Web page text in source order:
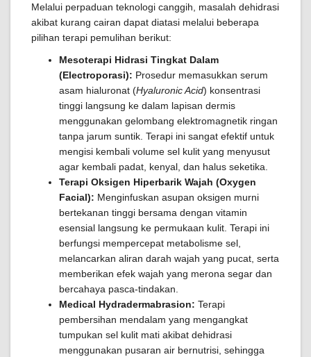
Melalui perpaduan teknologi canggih, masalah dehidrasi
akibat kurang cairan dapat diatasi melalui beberapa
pilihan terapi pemulihan berikut:
Mesoterapi Hidrasi Tingkat Dalam
(Electroporasi): Prosedur memasukkan serum
asam hialuronat (Hyaluronic Acid) konsentrasi
tinggi langsung ke dalam lapisan dermis
menggunakan gelombang elektromagnetik ringan
tanpa jarum suntik. Terapi ini sangat efektif untuk
mengisi kembali volume sel kulit yang menyusut
agar kembali padat, kenyal, dan halus seketika.
Terapi Oksigen Hiperbarik Wajah (Oxygen
Facial): Menginfuskan asupan oksigen murni
bertekanan tinggi bersama dengan vitamin
esensial langsung ke permukaan kulit. Terapi ini
berfungsi mempercepat metabolisme sel,
melancarkan aliran darah wajah yang pucat, serta
memberikan efek wajah yang merona segar dan
bercahaya pasca-tindakan.
Medical Hydradermabrasion: Terapi
pembersihan mendalam yang mengangkat
tumpukan sel kulit mati akibat dehidrasi
menggunakan pusaran air bernutrisi, sehingga